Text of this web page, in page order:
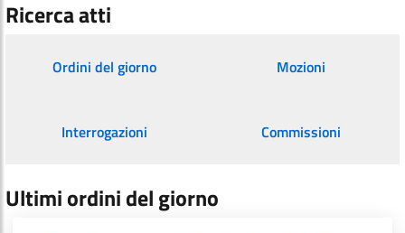
Ricerca atti
Ordini del giorno Mozioni
Interrogazioni Commissioni
Ultimi ordini del giorno